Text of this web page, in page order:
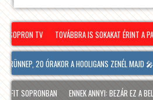
TV TOVÁBBRA IS SOKAKAT ÉRINT A
20 ÓRAKOR A HOOLIGANS ZENÉL MAJD
SOPRONBAN ENNEK ANNYI: BEZÁR EZ A